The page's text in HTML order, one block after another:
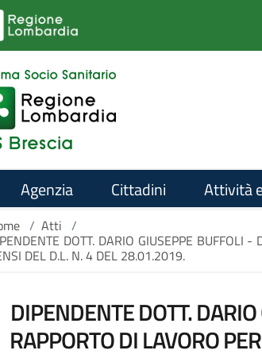
Agenzia Cittadini Attività
/ Atti /
DOTT. DARIO GIUSEPPE BUFFOLI
DEL D.L. N. 4 DEL 28.01.2019.
DIPENDENTE DOTT.
RAPPORTO DI LAVORO